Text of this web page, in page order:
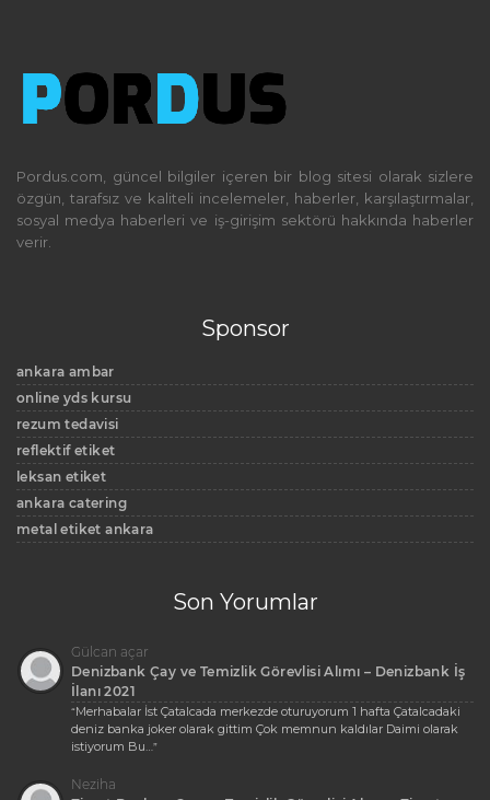
Pordus.com, güncel bilgiler içeren bir blog sitesi olarak sizlere
özgün, tarafsız ve kaliteli incelemeler, haberler, karşılaştırmalar,
sosyal medya haberleri ve iş-girişim sektörü hakkında haberler
verir.
Sponsor
ankara ambar
online yds kursu
rezum tedavisi
reflektif etiket
leksan etiket
ankara catering
metal etiket ankara
Son Yorumlar
Gülcan açar
Denizbank Çay ve Temizlik Görevlisi Alımı – Denizbank İş
İlanı 2021
“Merhabalar İst Çatalcada merkezde oturuyorum 1 hafta Çatalcadaki
deniz banka joker olarak gittim Çok memnun kaldılar Daimi olarak
istiyorum Bu…”
Neziha